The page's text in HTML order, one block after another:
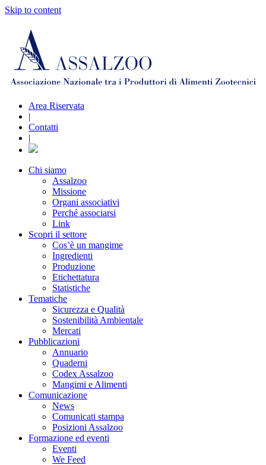
Skip to content
Area Riservata
|
Contatti
|
Chi siamo
Assalzoo
Missione
Organi associativi
Perché associarsi
Link
Scopri il settore
Cos’è un mangime
Ingredienti
Produzione
Etichettatura
Statistiche
Tematiche
Sicurezza e Qualità
Sostenibilità Ambientale
Mercati
Pubblicazioni
Annuario
Quaderni
Codex Assalzoo
Mangimi e Alimenti
Comunicazione
News
Comunicati stampa
Posizioni Assalzoo
Formazione ed eventi
Eventi
We Feed